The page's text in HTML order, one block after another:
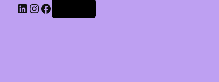
Linkedin
Instagram
Facebook